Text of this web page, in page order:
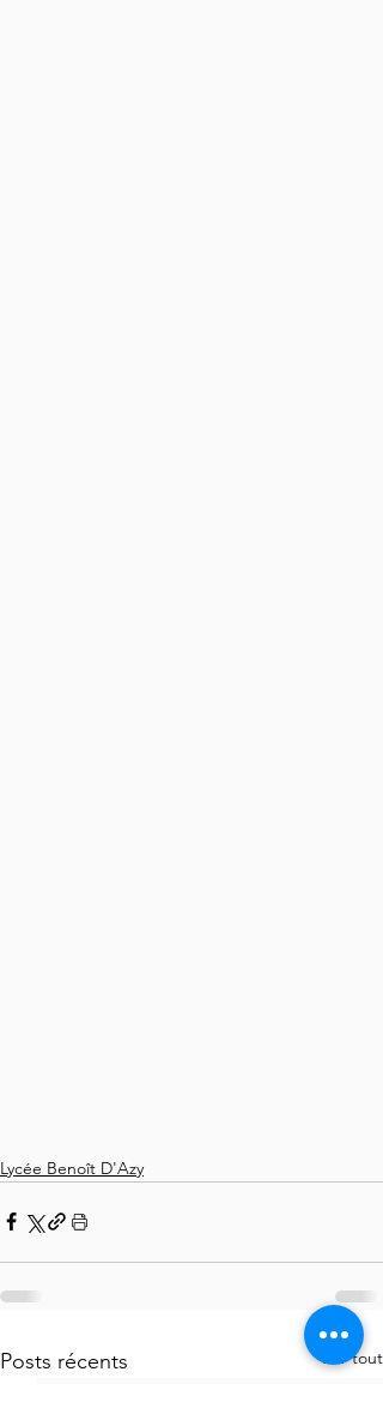
Lycée Benoît D'Azy
Posts récents Voir tout